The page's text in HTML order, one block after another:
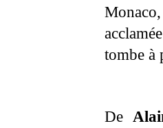
tombe à
De